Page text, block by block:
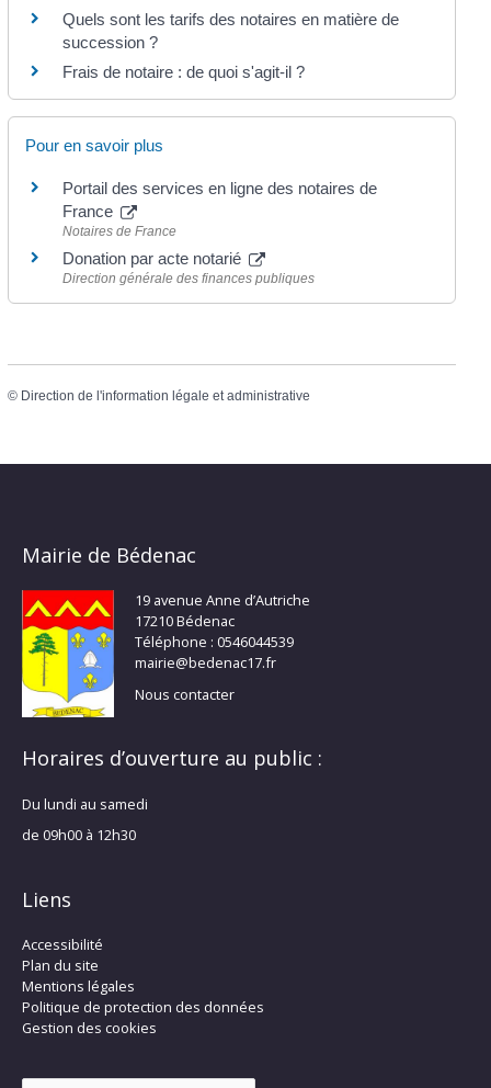
Quels sont les tarifs des notaires en matière de
succession ?
Frais de notaire : de quoi s'agit-il ?
Pour en savoir plus
Portail des services en ligne des notaires de
France
Notaires de France
Donation par acte notarié
Direction générale des finances publiques
© Direction de l'information légale et administrative
Mairie de Bédenac
19 avenue Anne d’Autriche
17210 Bédenac
Téléphone : 0546044539
mairie@bedenac17.fr
Nous contacter
Horaires d’ouverture au public :
Du lundi au samedi
de 09h00 à 12h30
Liens
Accessibilité
Plan du site
Mentions légales
Politique de protection des données
Gestion des cookies